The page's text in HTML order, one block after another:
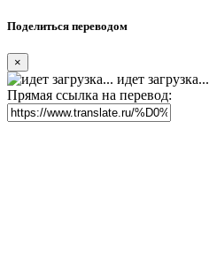
Поделиться переводом
×
идет загрузка...
Прямая ссылка на перевод: